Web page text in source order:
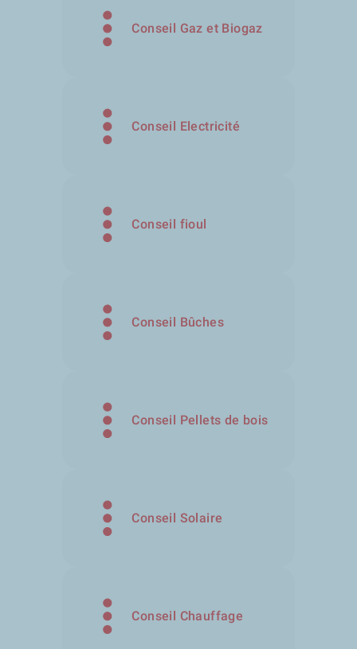
Conseil Gaz et Biogaz
Conseil Electricité
Conseil fioul
Conseil Bûches
Conseil Pellets de bois
Conseil Solaire
Conseil Chauffage